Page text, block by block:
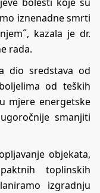
iznenadne smrti
kazala je dr.
rada.
dio sredstava od
od teških
mjere energetske
smanjiti
objekata,
toplinskih
izgradnju